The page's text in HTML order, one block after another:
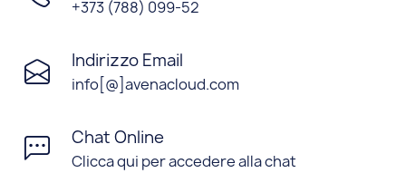
+373 (788) 099-52
Indirizzo Email
info[@]avenacloud.com
Chat Online
Clicca qui per accedere alla chat